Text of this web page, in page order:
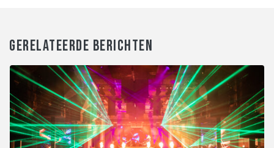
GERELATEERDE BERICHTEN